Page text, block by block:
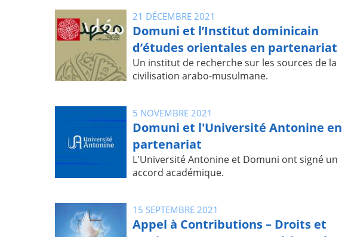
21 DÉCEMBRE 2021
Domuni et l’Institut dominicain
d’études orientales en partenariat
Un institut de recherche sur les sources de la
civilisation arabo-musulmane.
5 NOVEMBRE 2021
Domuni et l'Université Antonine en
partenariat
L'Université Antonine et Domuni ont signé un
accord académique.
15 SEPTEMBRE 2021
Appel à Contributions – Droits et